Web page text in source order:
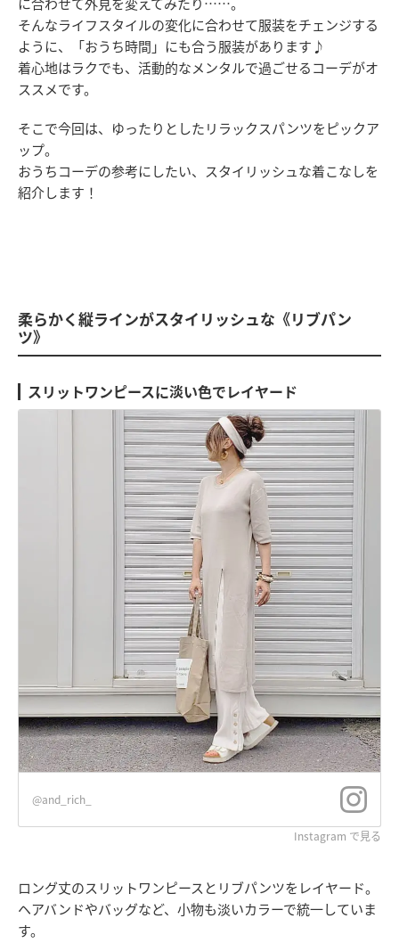
そんなライフスタイルの変化に合わせて服装をチェンジする
ように、「おうち時間」にも合う服装があります♪
着心地はラクでも、活動的なメンタルで過ごせるコーデがオ
ススメです。
そこで今回は、ゆったりとしたリラックスパンツをピックア
ップ。
おうちコーデの参考にしたい、スタイリッシュな着こなしを
紹介します！
柔らかく縦ラインがスタイリッシュな《リブパン
ツ》
スリットワンピースに淡い色でレイヤード
@and_rich_
Instagram で見る
ロング丈のスリットワンピースとリブパンツをレイヤード。
ヘアバンドやバッグなど、小物も淡いカラーで統一していま
す。